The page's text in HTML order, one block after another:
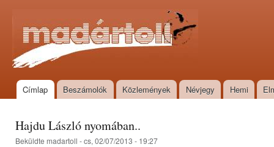
Madártoll
Főmenü
Címlap Beszámolók Közlemények Névjegy Hemi
Hajdu László nyomában..
Beküldte madartoll - cs, 02/07/2013 - 19:27